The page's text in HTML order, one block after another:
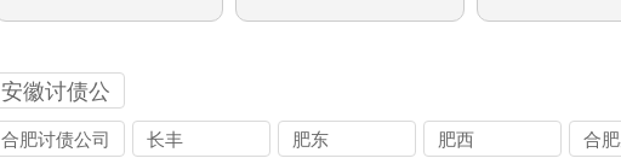
安徽讨债公
司
合肥讨债公司 长丰 肥东 肥西
合